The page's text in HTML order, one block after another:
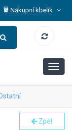
Nákupní kbelík
Zpět